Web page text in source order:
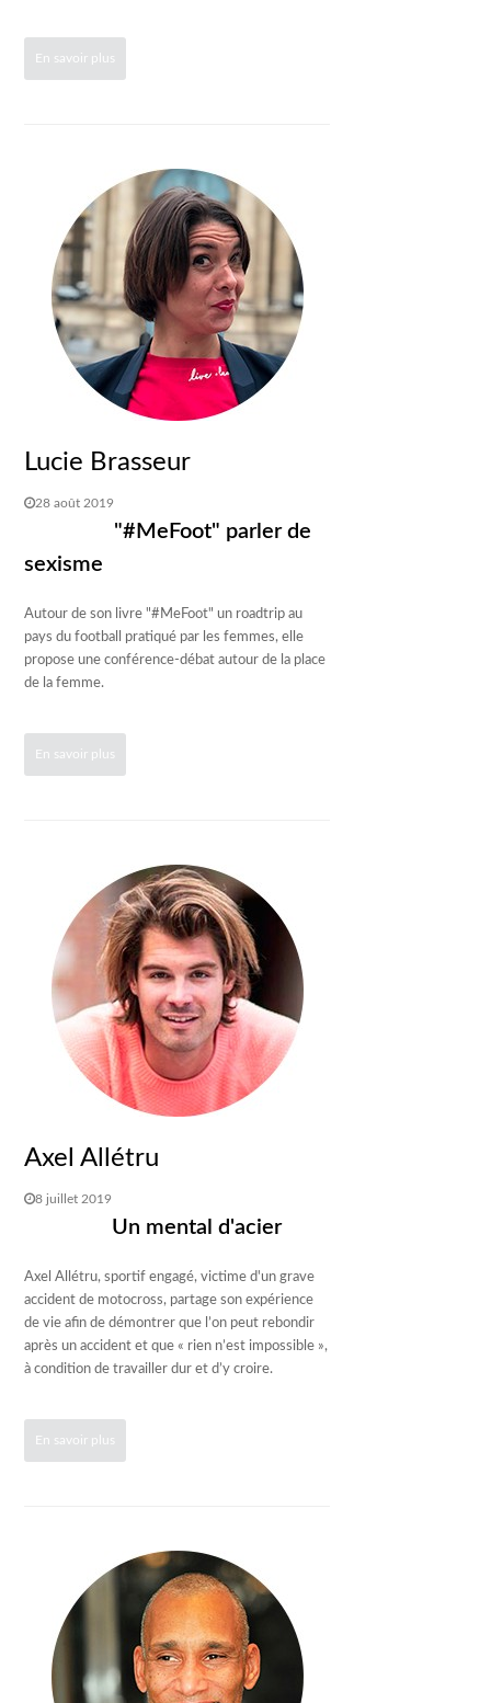
En savoir plus
Lucie Brasseur
28 août 2019
"#MeFoot" parler de
sexisme
Autour de son livre "#MeFoot" un roadtrip au
pays du football pratiqué par les femmes, elle
propose une conférence-débat autour de la place
de la femme.
En savoir plus
Axel Allétru
8 juillet 2019
Un mental d'acier
Axel Allétru, sportif engagé, victime d'un grave
accident de motocross, partage son expérience
de vie afin de démontrer que l’on peut rebondir
après un accident et que « rien n’est impossible »,
à condition de travailler dur et d’y croire.
En savoir plus